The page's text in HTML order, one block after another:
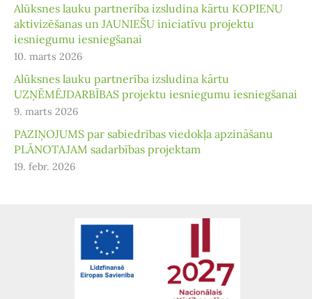
Alūksnes lauku partnerība izsludina kārtu KOPIENU
aktivizēšanas un JAUNIEŠU iniciatīvu projektu
iesniegumu iesniegšanai
10. marts 2026
Alūksnes lauku partnerība izsludina kārtu
UZŅĒMĒJDARBĪBAS projektu iesniegumu iesniegšanai
9. marts 2026
PAZIŅOJUMS par sabiedrības viedokļa apzināšanu
PLĀNOTAJAM sadarbības projektam
19. febr. 2026